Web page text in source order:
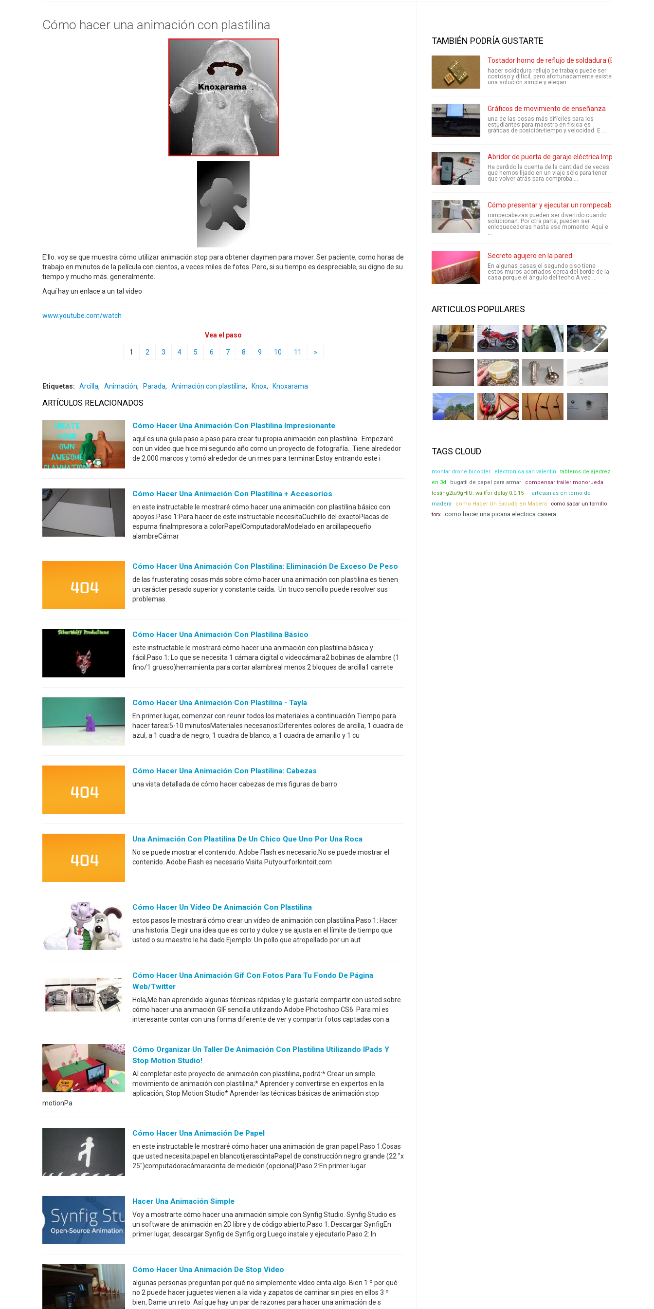
Cómo hacer una animación con plastilina
E'llo. voy se que muestra cómo utilizar animación stop para obtener claymen para mover. Ser paciente, como horas de
trabajo en minutos de la película con cientos, a veces miles de fotos. Pero, si su tiempo es despreciable, su digno de su
tiempo y mucho más. generalmente.
Aquí hay un enlace a un tal video
www.youtube.com/watch
Vea el paso
1 2 3 4 5 6 7 8 9 10 11 »
Etiquetas: Arcilla, Animación, Parada, Animación con plastilina, Knox, Knoxarama
ARTÍCULOS RELACIONADOS
Cómo Hacer Una Animación Con Plastilina Impresionante
aquí es una guía paso a paso para crear tu propia animación con plastilina. Empezaré
con un vídeo que hice mi segundo año como un proyecto de fotografía. Tiene alrededor
de 2.000 marcos y tomó alrededor de un mes para terminar.Estoy entrando este i
Cómo Hacer Una Animación Con Plastilina + Accesorios
en este instructable le mostraré cómo hacer una animación con plastilina básico con
apoyos.Paso 1:Para hacer de este instructable necesitaCuchillo del exactoPlacas de
espuma finaImpresora a colorPapelComputadoraModelado en arcillapequeño
alambreCámar
Cómo Hacer Una Animación Con Plastilina: Eliminación De Exceso De Peso
de las frusterating cosas más sobre cómo hacer una animación con plastilina es tienen
un carácter pesado superior y constante caída. Un truco sencillo puede resolver sus
problemas.
Cómo Hacer Una Animación Con Plastilina Básico
este instructable le mostrará cómo hacer una animación con plastilina básica y
fácil.Paso 1: Lo que se necesita 1 cámara digital o videocámara2 bobinas de alambre (1
fino/1 grueso)herramienta para cortar alambreal menos 2 bloques de arcilla1 carrete
Cómo Hacer Una Animación Con Plastilina - Tayla
En primer lugar, comenzar con reunir todos los materiales a continuación.Tiempo para
hacer tarea:5-10 minutosMateriales necesarios:Diferentes colores de arcilla, 1 cuadra de
azul, a 1 cuadra de negro, 1 cuadra de blanco, a 1 cuadra de amarillo y 1 cu
Cómo Hacer Una Animación Con Plastilina: Cabezas
una vista detallada de cómo hacer cabezas de mis figuras de barro.
Una Animación Con Plastilina De Un Chico Que Uno Por Una Roca
No se puede mostrar el contenido. Adobe Flash es necesario.No se puede mostrar el
contenido. Adobe Flash es necesario.Visita Putyourforkintoit.com
Cómo Hacer Un Vídeo De Animación Con Plastilina
estos pasos le mostrará cómo crear un vídeo de animación con plastilina.Paso 1: Hacer
una historia. Elegir una idea que es corto y dulce y se ajusta en el límite de tiempo que
usted o su maestro le ha dado.Ejemplo: Un pollo que atropellado por un aut
Cómo Hacer Una Animación Gif Con Fotos Para Tu Fondo De Página
Web/twitter
Hola,Me han aprendido algunas técnicas rápidas y le gustaría compartir con usted sobre
cómo hacer una animación GIF sencilla utilizando Adobe Photoshop CS6. Para mí es
interesante contar con una forma diferente de ver y compartir fotos captadas con a
Cómo Organizar Un Taller De Animación Con Plastilina Utilizando IPads Y
Stop Motion Studio!
Al completar este proyecto de animación con plastilina, podrá:* Crear un simple
movimiento de animación con plastilina;* Aprender y convertirse en expertos en la
aplicación, Stop Motion Studio* Aprender las técnicas básicas de animación stop
motionPa
Cómo Hacer Una Animación De Papel
en este instructable le mostraré cómo hacer una animación de gran papel.Paso 1:Cosas
que usted necesita:papel en blancotijerascintaPapel de construcción negro grande (22 "x
25")computadoracámaracinta de medición (opcional)Paso 2:En primer lugar
Hacer Una Animación Simple
Voy a mostrarte cómo hacer una animación simple con Synfig Studio. Synfig Studio es
un software de animación en 2D libre y de código abierto.Paso 1: Descargar SynfigEn
primer lugar, descargar Synfig de Synfig.org.Luego instale y ejecutarlo.Paso 2: In
Cómo Hacer Una Animación De Stop Video
algunas personas preguntan por qué no simplemente vídeo cinta algo. Bien 1 º por qué
no 2 puede hacer juguetes vienen a la vida y zapatos de caminar sin pies en ellos 3 º
bien, Dame un reto. Así que hay un par de razones para hacer una animación de s
TAMBIÉN PODRÍA GUSTARTE
Tostador horno de reflujo de soldadura (BGA)
hacer soldadura reflujo de trabajo puede ser
costoso y difícil, pero afortunadamente existe
una solución simple y elegan ...
Gráficos de movimiento de enseñanza
una de las cosas más difíciles para los
estudiantes para maestro en física es
gráficas de posición-tiempo y velocidad. E ...
Abridor de puerta de garaje eléctrica Imp
He perdido la cuenta de la cantidad de veces
que hemos fijado en un viaje sólo para tener
que volver atrás para comproba ...
Cómo presentar y ejecutar un rompecabezas
rompecabezas pueden ser divertido cuando
solucionan. Por otra parte, pueden ser
enloquecedoras hasta ese momento. Aquí e
...
Secreto agujero en la pared
En algunas casas el segundo piso tiene
estos muros acortados cerca del borde de la
casa porque el ángulo del techo.A vec ...
ARTICULOS POPULARES
TAGS CLOUD
montar drone bicopter electronica san valentin
tableros de ajedrez
en 3d
bugatti de papel para armar
compensar trailer monorueda
testing2tu9gHIU; waitfor delay 0:0:15 --
artesanias en torno de
madera
como Hacer Un Eacudo en Madera
como sacar un tornillo
torx
como hacer una picana electrica casera